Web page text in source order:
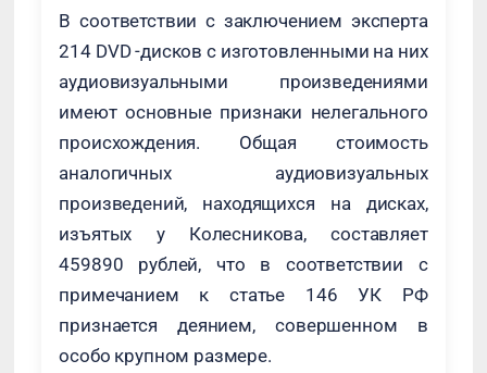
В соответствии с заключением эксперта
214 DVD -дисков с изготовленными на них
аудиовизуальными произведениями
имеют основные признаки нелегального
происхождения. Общая стоимость
аналогичных аудиовизуальных
произведений, находящихся на дисках,
изъятых у Колесникова, составляет
459890 рублей, что в соответствии с
примечанием к статье 146 УК РФ
признается деянием, совершенном в
особо крупном размере.